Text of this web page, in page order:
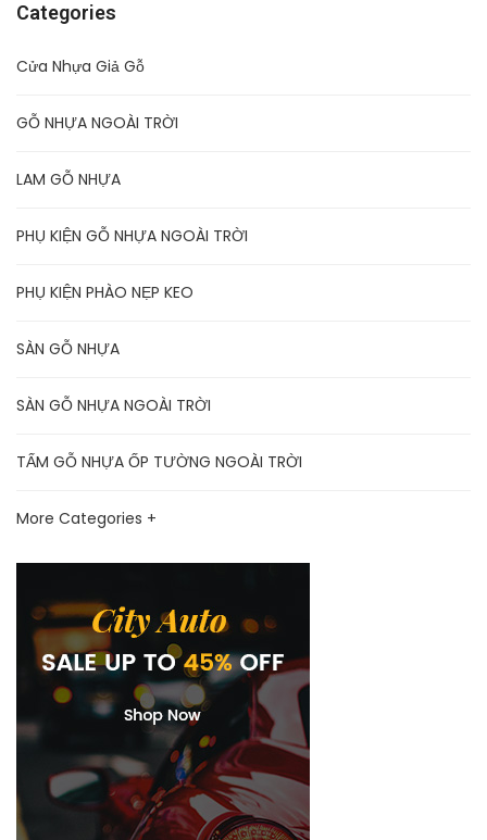
Categories
Cửa Nhựa Giả Gỗ
GỖ NHỰA NGOÀI TRỜI
LAM GỖ NHỰA
PHỤ KIỆN GỖ NHỰA NGOÀI TRỜI
PHỤ KIỆN PHÀO NẸP KEO
SÀN GỖ NHỰA
SÀN GỖ NHỰA NGOÀI TRỜI
TẤM GỖ NHỰA ỐP TƯỜNG NGOÀI TRỜI
More Categories +